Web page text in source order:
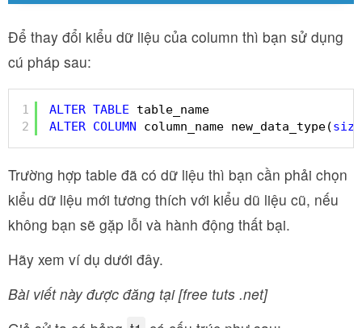
Để thay đổi kiểu dữ liệu của column thì bạn sử dụng
cú pháp sau:
1
2
ALTER TABLE
table_name
ALTER COLUMN column_name new_data_type(size
Trường hợp table đã có dữ liệu thì bạn cần phải chọn
kiểu dữ liệu mới tương thích với kiểu dũ liệu cũ, nếu
không bạn sẽ gặp lỗi và hành động thất bại.
Hãy xem ví dụ dưới đây.
Bài viết này được đăng tại [free tuts .net]